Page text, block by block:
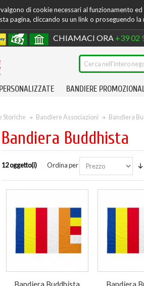
di cookie necessari al funzionamento
pagina, cliccando su un link o proseguendo
CHIAMACI ORA +39 02
BANDIERE
Storiche Bandiere Associazioni Bandiera
Bandiera Buddhista
12 oggetto(i) Ordina per
Bandiera Buddhista
Bandiera